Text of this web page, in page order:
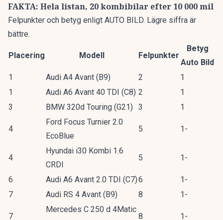
FAKTA: Hela listan, 20 kombibilar efter 10 000 mil
Felpunkter och betyg enligt AUTO BILD. Lägre siffra är
bättre.
Placering Modell Felpunkter
Betyg
Auto Bild
1
Audi A4 Avant (B9) 2
1
1
Audi A6 Avant 40 TDI (C8) 2
1
3
BMW 320d Touring (G21) 3 1
4
Ford Focus Turnier 2.0
EcoBlue
5 1-
4
Hyundai i30 Kombi 1.6
CRDI
5 1-
6 Audi A6 Avant 2.0 TDI (C7)6
1-
7
Audi RS 4 Avant (B9) 8 1-
7
Mercedes C 250 d 4Matic
8 1-